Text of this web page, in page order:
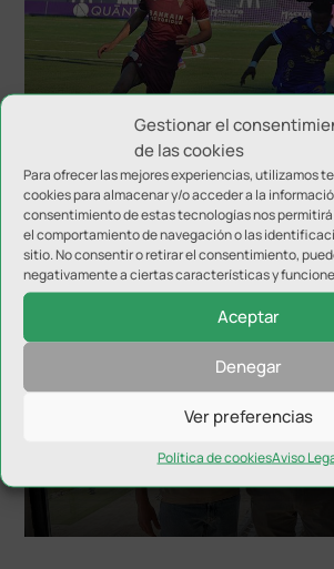
Gestionar el
de las cookies
Para ofrecer las mejores experiencias, utilizamos
cookies para almacenar y/o acceder a la
consentimiento de estas tecnologías nos
el comportamiento de navegación o las
sitio. No consentir o retirar el consentimiento,
negativamente a ciertas características y
Aceptar
Denegar
Ver preferencias
Política de cookiesAviso
El Córdoba se lleva el Trofeo del
Álvaro Merelo, nuevo nutricionista